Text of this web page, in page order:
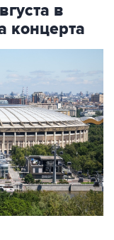
в
концерта